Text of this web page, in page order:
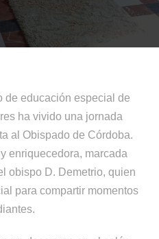
de educación especial de
ha vivido una jornada
al Obispado de Córdoba.
enriquecedora, marcada
obispo D. Demetrio, quien
para compartir momentos